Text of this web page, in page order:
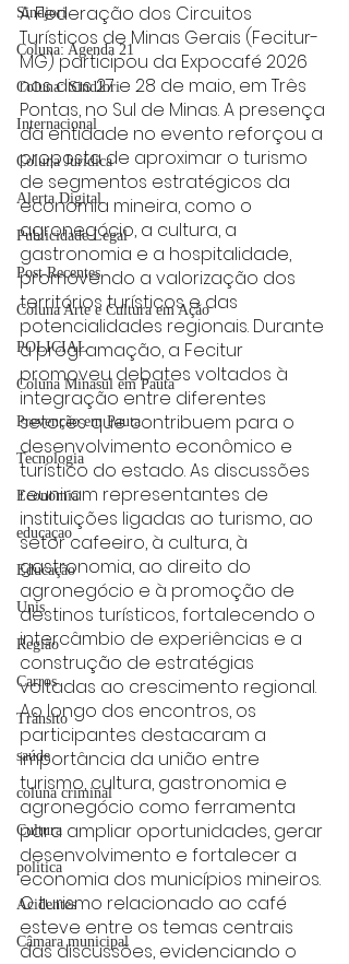
Sindjori
Coluna: Agenda 21
Coluna: SindJori
Internacional
Coluna Jurídica
Alerta Digital
Publicidade Legal
Post Recentes
Coluna Arte e Cultura em Ação
POLICIAL
Coluna Minasul em Pauta
Prevenção em Pauta
Tecnologia
Economia
educaçao
Educação
Unis
Região
Carros
Trânsito
saúde
coluna criminal
Cultura
politica
Acidentes
Câmara municipal
A Federação dos Circuitos
Turísticos de Minas Gerais (Fecitur-
MG) participou da Expocafé 2026
nos dias 27 e 28 de maio, em Três
Pontas, no Sul de Minas. A presença
da entidade no evento reforçou a
proposta de aproximar o turismo
de segmentos estratégicos da
economia mineira, como o
agronegócio, a cultura, a
gastronomia e a hospitalidade,
promovendo a valorização dos
territórios turísticos e das
potencialidades regionais. Durante
a programação, a Fecitur
promoveu debates voltados à
integração entre diferentes
setores que contribuem para o
desenvolvimento econômico e
turístico do estado. As discussões
reuniram representantes de
instituições ligadas ao turismo, ao
setor cafeeiro, à cultura, à
gastronomia, ao direito do
agronegócio e à promoção de
destinos turísticos, fortalecendo o
intercâmbio de experiências e a
construção de estratégias
voltadas ao crescimento regional.
Ao longo dos encontros, os
participantes destacaram a
importância da união entre
turismo, cultura, gastronomia e
agronegócio como ferramenta
para ampliar oportunidades, gerar
desenvolvimento e fortalecer a
economia dos municípios mineiros.
O turismo relacionado ao café
esteve entre os temas centrais
das discussões, evidenciando o